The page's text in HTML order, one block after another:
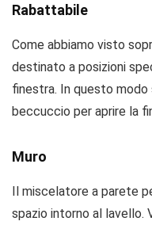
Rabattabile
Come abbiamo visto
destinato a posizioni
finestra. In questo modo
beccuccio per aprire la
Muro
Il miscelatore a parete
spazio intorno al lavello.